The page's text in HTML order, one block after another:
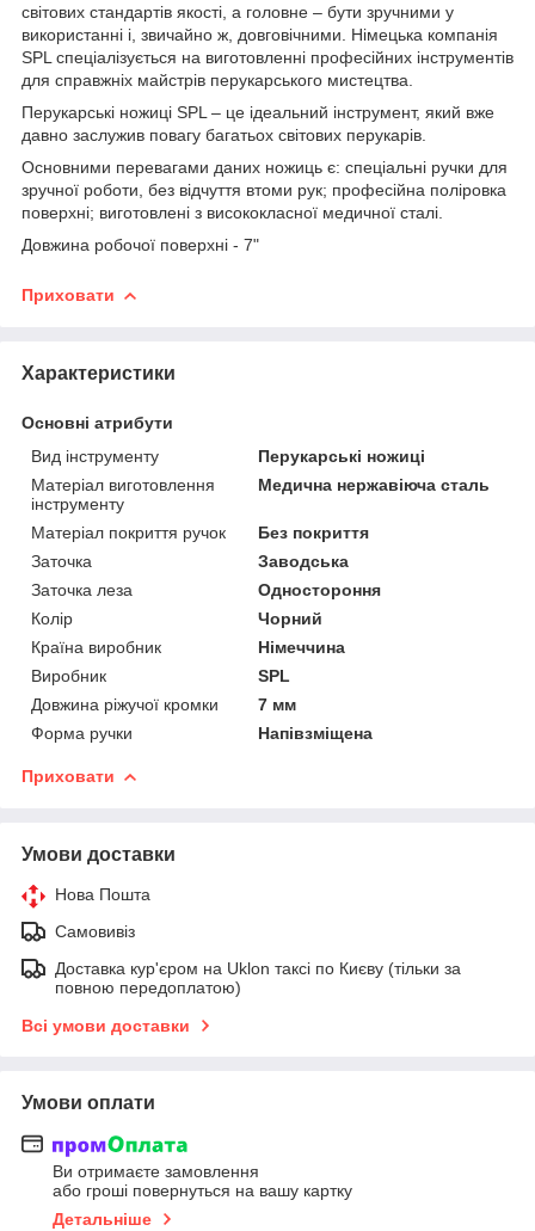
світових стандартів якості, а головне – бути зручними у
використанні і, звичайно ж, довговічними. Німецька компанія
SPL спеціалізується на виготовленні професійних інструментів
для справжніх майстрів перукарського мистецтва.
Перукарські ножиці SPL – це ідеальний інструмент, який вже
давно заслужив повагу багатьох світових перукарів.
Основними перевагами даних ножиць є: спеціальні ручки для
зручної роботи, без відчуття втоми рук; професійна поліровка
поверхні; виготовлені з висококласної медичної сталі.
Довжина робочої поверхні - 7"
Приховати
Характеристики
Основні атрибути
Вид інструменту
Перукарські ножиці
Матеріал виготовлення
інструменту
Медична нержавіюча сталь
Матеріал покриття ручок
Без покриття
Заточка
Заводська
Заточка леза
Одностороння
Колір
Чорний
Країна виробник
Німеччина
Виробник
SPL
Довжина ріжучої кромки
7 мм
Форма ручки
Напівзміщена
Приховати
Умови доставки
Нова Пошта
Самовивіз
Доставка кур'єром на Uklon таксі по Києву (тільки за
повною передоплатою)
Всі умови доставки
Умови оплати
Ви отримаєте замовлення
або гроші повернуться на вашу картку
Детальніше